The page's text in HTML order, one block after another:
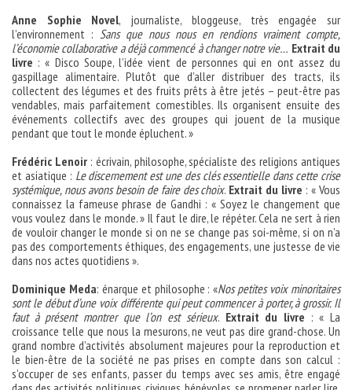
Anne Sophie Novel, journaliste, bloggeuse, très engagée sur
l’environnement : Sans que nous nous en rendions vraiment compte,
l’économie collaborative a déjà commencé à changer notre vie… Extrait du
livre : « Disco Soupe, l’idée vient de personnes qui en ont assez du
gaspillage alimentaire. Plutôt que d’aller distribuer des tracts, ils
collectent des légumes et des fruits prêts à être jetés – peut-être pas
vendables, mais parfaitement comestibles. Ils organisent ensuite des
événements collectifs avec des groupes qui jouent de la musique
pendant que tout le monde épluchent. »
Frédéric Lenoir: écrivain, philosophe, spécialiste des religions antiques
et asiatique : Le discernement est une des clés essentielle dans cette crise
systémique, nous avons besoin de faire des choix. Extrait du livre : « Vous
connaissez la fameuse phrase de Gandhi : « Soyez le changement que
vous voulez dans le monde. » Il faut le dire, le répéter. Cela ne sert à rien
de vouloir changer le monde si on ne se change pas soi-même, si on n’a
pas des comportements éthiques, des engagements, une justesse de vie
dans nos actes quotidiens ».
Dominique Meda: énarque et philosophe : «Nos petites voix minoritaires
sont le début d’une voix différente qui peut commencer à porter, à grossir. Il
faut à présent montrer que l’on est sérieux. Extrait du livre : « La
croissance telle que nous la mesurons, ne veut pas dire grand-chose. Un
grand nombre d’activités absolument majeures pour la reproduction et
le bien-être de la société ne pas prises en compte dans son calcul :
s’occuper de ses enfants, passer du temps avec ses amis, être engagé